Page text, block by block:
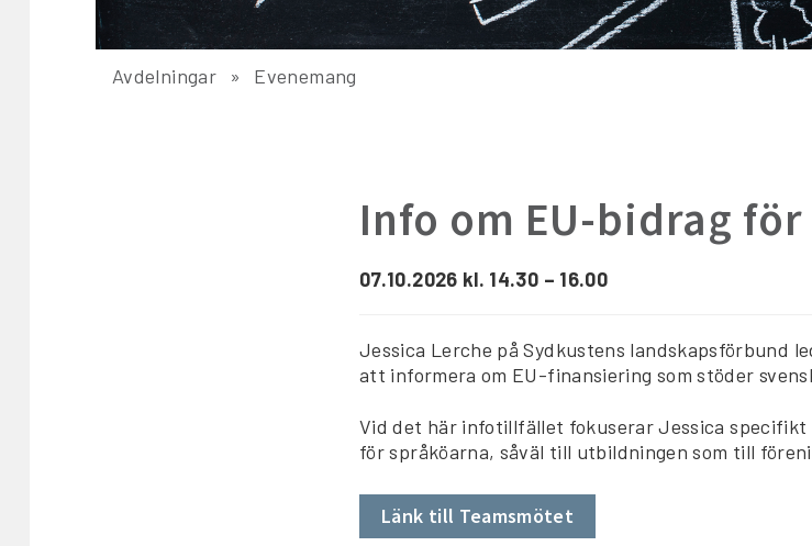
Avdelningar Evenemang
Info om EU-bidrag
07.10.2026 kl. 14.30 – 16.00
Jessica Lerche på Sydkustens landskapsförbund
att informera om EU-finansiering som stöder
Vid det här infotillfället fokuserar Jessica specifikt
för språköarna, såväl till utbildningen som till
Länk till Teamsmötet